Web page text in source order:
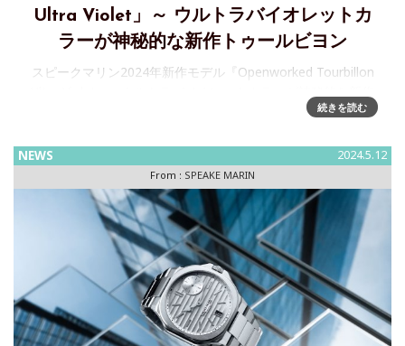
Ultra Violet」～ ウルトラバイオレットカ
ラーが神秘的な新作トゥールビヨン
スピークマリン2024年新作モデル『Openworked Tourbillon
がデビュースピークマリンの「ワン＆ツー」コレクションよ
続きを読む
NEWS 2024.5.12
From : SPEAKE MARIN